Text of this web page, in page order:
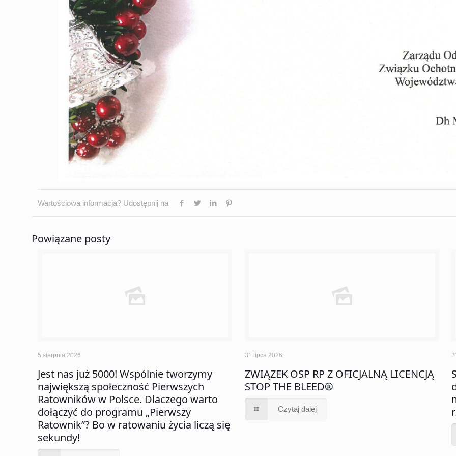
Wartościowa informacja? Udostępnij na
Powiązane posty
5 sierpnia 2026
Jest nas już 5000! Wspólnie tworzymy
największą społeczność Pierwszych
Ratowników w Polsce. Dlaczego warto
dołączyć do programu „Pierwszy
Ratownik”? Bo w ratowaniu życia liczą się
sekundy!
31 lipca 2026
ZWIĄZEK OSP RP Z OFICJALNĄ LICENCJĄ
STOP THE BLEED®
Czytaj dalej